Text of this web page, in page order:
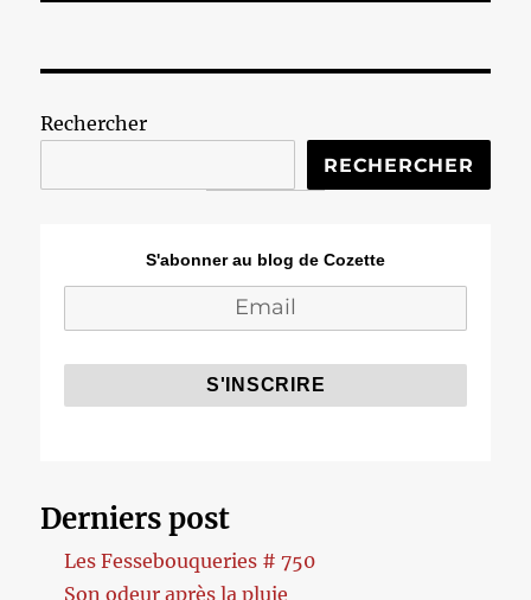
Rechercher
RECHERCHER
S'abonner au blog de Cozette
Derniers post
Les Fessebouqueries # 750
Son odeur après la pluie